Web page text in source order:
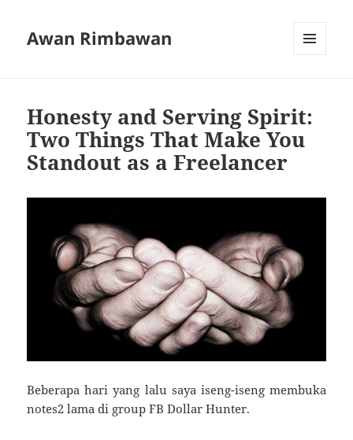
Awan Rimbawan
Honesty and Serving Spirit:
Two Things That Make You
Standout as a Freelancer
Beberapa hari yang lalu saya iseng-iseng membuka
notes2 lama di group FB Dollar Hunter.